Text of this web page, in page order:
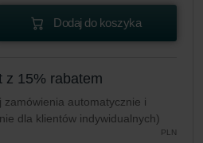
Dodaj do koszyka
z 15% rabatem
automatycznie i
dla klientów indywidualnych)
PLN